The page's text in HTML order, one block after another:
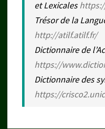
et Lexicales
Trésor de la
http://atilf.atilf.fr/
Dictionnaire de
https://
Dictionnaire des
https://